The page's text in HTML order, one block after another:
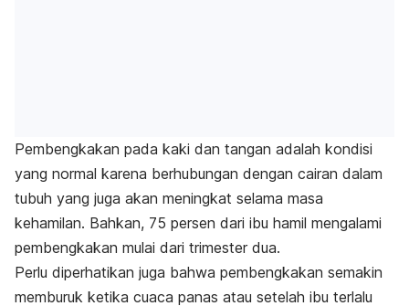
Pembengkakan pada kaki dan tangan adalah kondisi
yang normal karena berhubungan dengan cairan dalam
tubuh yang juga akan meningkat selama masa
kehamilan. Bahkan, 75 persen dari ibu hamil mengalami
pembengkakan mulai dari trimester dua.
Perlu diperhatikan juga bahwa pembengkakan semakin
memburuk ketika cuaca panas atau setelah ibu terlalu